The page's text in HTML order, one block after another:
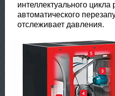
интеллектуального цикла
автоматического
отслеживает давления.